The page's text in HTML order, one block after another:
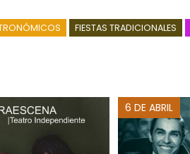
FIESTAS TRADICIONALES
6 DE ABRIL